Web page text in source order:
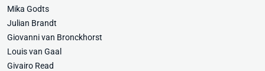
Mika Godts
Julian Brandt
Giovanni van Bronckhorst
Louis van Gaal
Givairo Read